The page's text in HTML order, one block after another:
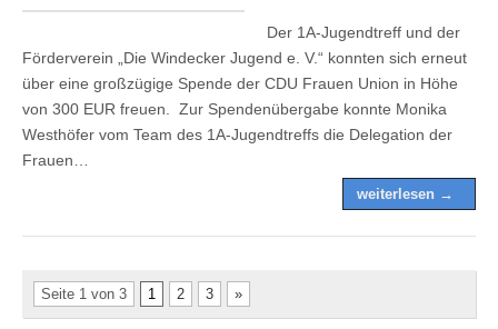
Der 1A-Jugendtreff und der
Förderverein „Die Windecker Jugend e. V.“ konnten sich erneut
über eine großzügige Spende der CDU Frauen Union in Höhe
von 300 EUR freuen. Zur Spendenübergabe konnte Monika
Westhöfer vom Team des 1A-Jugendtreffs die Delegation der
Frauen…
weiterlesen →
Seite 1 von 3 1 2 3 »